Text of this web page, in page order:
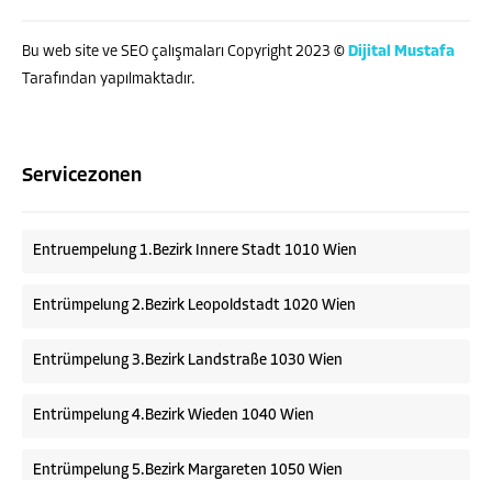
Bu web site ve SEO çalışmaları Copyright 2023 © Dijital Mustafa
Tarafından yapılmaktadır.
Servicezonen
Entruempelung 1.Bezirk Innere Stadt 1010 Wien
Entrümpelung 2.Bezirk Leopoldstadt 1020 Wien
Entrümpelung 3.Bezirk Landstraße 1030 Wien
Entrümpelung 4.Bezirk Wieden 1040 Wien
Entrümpelung 5.Bezirk Margareten 1050 Wien